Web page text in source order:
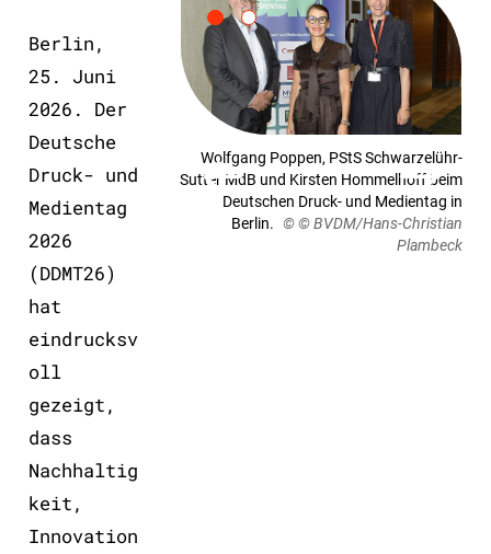
Berlin,
25. Juni
2026. Der
Deutsche
Druck- und
Medientag
2026
(DDMT26)
hat
eindrucksv
oll
gezeigt,
dass
Nachhaltig
keit,
Innovation
Wolfgang Poppen, PStS Schwarzelühr-
Sutter MdB und Kirsten Hommelhoff beim
Deutschen Druck- und Medientag in
Berlin. © © BVDM/Hans-Christian
Plambeck